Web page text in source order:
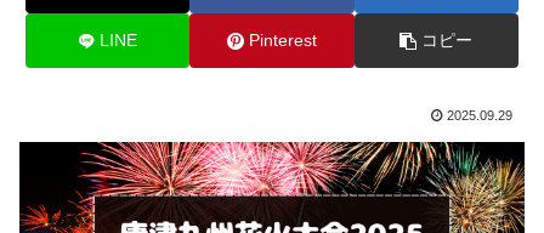
LINE Pinterest コピー
2025.09.29